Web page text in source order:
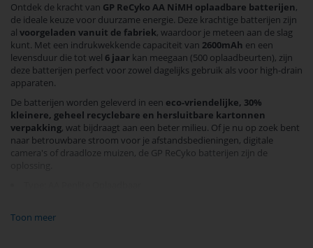
Ontdek de kracht van GP ReCyko AA NiMH oplaadbare batterijen,
de ideale keuze voor duurzame energie. Deze krachtige batterijen zijn
al voorgeladen vanuit de fabriek, waardoor je meteen aan de slag
kunt. Met een indrukwekkende capaciteit van 2600mAh en een
levensduur die tot wel 6 jaar kan meegaan (500 oplaadbeurten), zijn
deze batterijen perfect voor zowel dagelijks gebruik als voor high-drain
apparaten.
De batterijen worden geleverd in een eco-vriendelijke, 30%
kleinere, geheel recyclebare en hersluitbare kartonnen
verpakking, wat bijdraagt aan een beter milieu. Of je nu op zoek bent
naar betrouwbare stroom voor je afstandsbedieningen, digitale
camera's of draadloze muizen, de GP ReCyko batterijen zijn de
Voltage: 1.2V
Toon meer